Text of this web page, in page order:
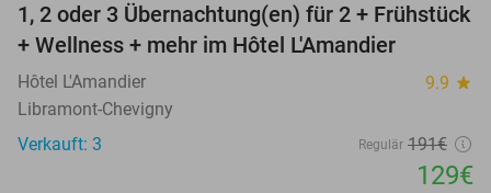
32%
TODAY
1, 2 oder 3 Übernachtung(en) für 2 + Frühstück
+ Wellness + mehr im Hôtel L'Amandier
Hôtel L'Amandier 9.9 star
Libramont-Chevigny
Verkauft: 3
Regulär 191€
129€